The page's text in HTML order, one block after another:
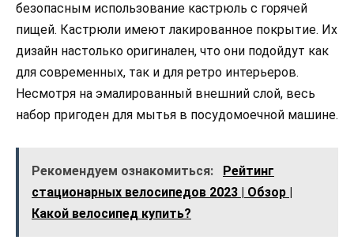
безопасным использование кастрюль с горячей
пищей. Кастрюли имеют лакированное покрытие. Их
дизайн настолько оригинален, что они подойдут как
для современных, так и для ретро интерьеров.
Несмотря на эмалированный внешний слой, весь
набор пригоден для мытья в посудомоечной машине.
Рекомендуем ознакомиться:
Рейтинг
стационарных велосипедов 2023 | Обзор |
Какой велосипед купить?